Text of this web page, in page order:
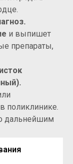
и выпишет
препараты,
поликлинике.
дальнейшим